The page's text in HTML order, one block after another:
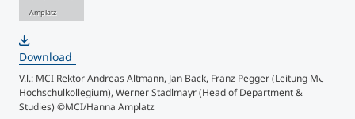
Amplatz
Download
©MCI/Hanna Amplatz
V.l.: MCI Rektor Andreas Altmann, Jan Back, Franz Pegger (Leitung MCI
Hochschulkollegium), Werner Stadlmayr (Head of Department &
Studies) ©MCI/Hanna Amplatz